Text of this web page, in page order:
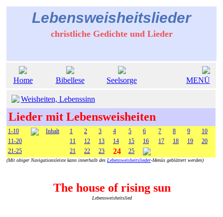
Lebensweisheitslieder
christliche Gedichte und Lieder
Home Bibellese Seelsorge MENÜ
Weisheiten, Lebenssinn
Lieder mit Lebensweisheiten
1-10 Inhalt 1 2 3 4 5 6 7 8 9
10
11-20
11 12 13 14 15 16 17 18 19
20
21-25
21 22 23 24 25
(Mit obiger Navigationsleiste kann innerhalb des Lebensweisheitslieder-Menüs geblättert werden)
The house of rising sun
Lebensweisheitslied